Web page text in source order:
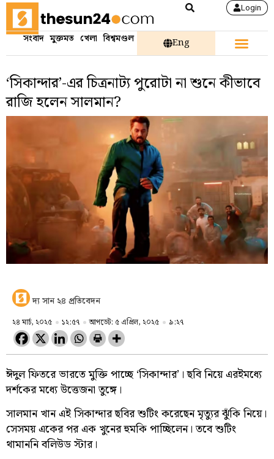
Login
সংবাদ মুক্তমত খেলা বিশ্বমণ্ডল Eng
‘সিকান্দার’-এর চিত্রনাট্য পুরোটা না শুনে কীভাবে
রাজি হলেন সালমান?
দ্য সান ২৪ প্রতিবেদন
২৪ মার্চ, ২০২৫ ১২:৫৭ আপডেট: ৫ এপ্রিল, ২০২৫ ৯:২৭
ঈদুল ফিতরে ভারতে মুক্তি পাচ্ছে ‘সিকান্দার’। ছবি নিয়ে এরইমধ্যে
দর্শকের মধ্যে উত্তেজনা তুঙ্গে।
সালমান খান এই সিকান্দার ছবির শুটিং করেছেন মৃত্যুর ঝুঁকি নিয়ে।
সেসময় একের পর এক খুনের হুমকি পাচ্ছিলেন। তবে শুটিং
থামাননি বলিউড স্টার।